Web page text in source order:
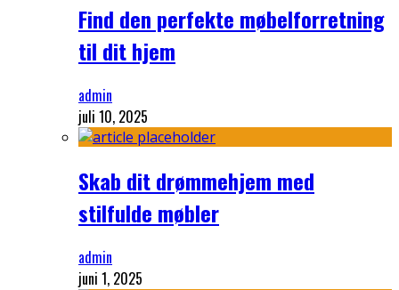
Find den perfekte møbelforretning
til dit hjem
admin
juli 10, 2025
Skab dit drømmehjem med
stilfulde møbler
admin
juni 1, 2025